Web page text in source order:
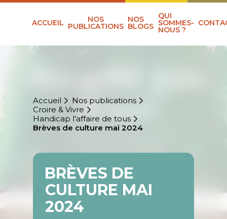
ACCUEIL NOS
PUBLICATIONS
NOS
BLOGS
QUI
SOMMES-
NOUS ?
Accueil
Nos publications
Croire & Vivre
Handicap l’affaire de tous
Brèves de culture mai 2024
BRÈVES DE
CULTURE MAI
2024